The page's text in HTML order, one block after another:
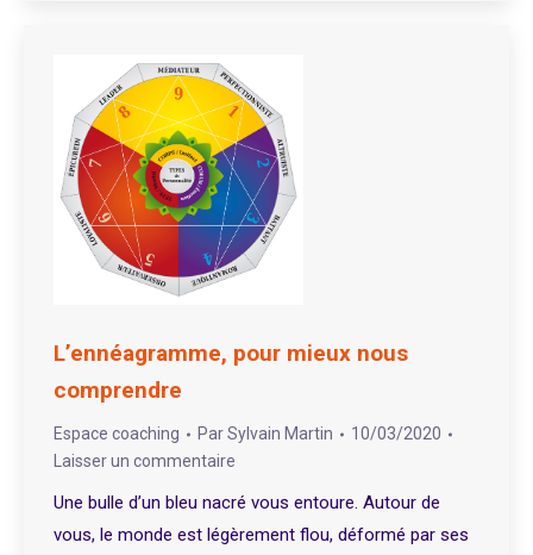
L’ennéagramme, pour mieux nous
comprendre
Espace coaching ParSylvain Martin
10/03/2020
Laisser un commentaire
Une bulle d’un bleu nacré vous entoure. Autour de
vous, le monde est légèrement flou, déformé par ses